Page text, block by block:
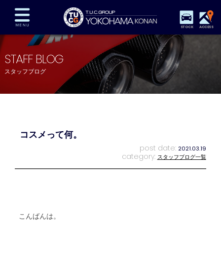
STOCK ACCESS
在庫車両情報 保証&サービス パーツリスト
TUCとは？ 店舗情報 アクセスマップ
全国納車 特別作業 注文販売
STAFF BLOG
スタッフブログ
コスメって何。
post date: 2021.03.19
category: スタッフブログ一覧
こんばんは。